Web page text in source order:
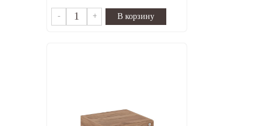
- +